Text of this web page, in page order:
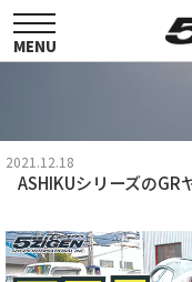
toggle
navigation
MENU
2021.12.18
ASHIKUシリーズの